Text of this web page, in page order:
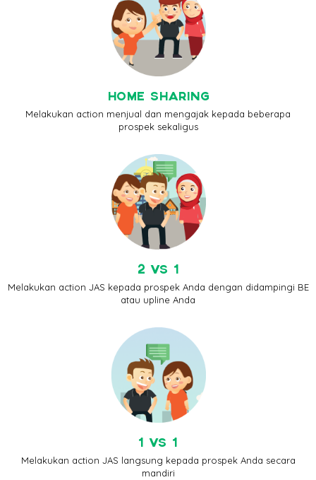
HOME SHARING
Melakukan action menjual dan mengajak kepada beberapa
prospek sekaligus
2 VS 1
Melakukan action JAS kepada prospek Anda dengan didampingi BE
atau upline Anda
1 VS 1
Melakukan action JAS langsung kepada prospek Anda secara
mandiri